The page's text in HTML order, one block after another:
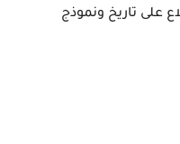
على تاريخ ونموذج